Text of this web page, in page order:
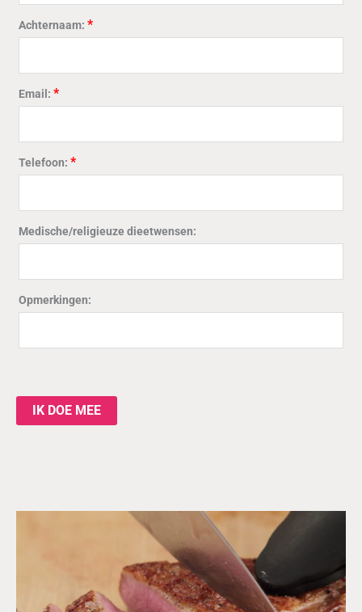
Achternaam: *
Email: *
Telefoon: *
Medische/religieuze dieetwensen:
Opmerkingen:
IK DOE MEE